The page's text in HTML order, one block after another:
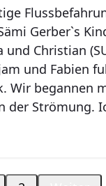
Gerber`s
und Christian
und Fabien
Wir begannen
der Strömung.